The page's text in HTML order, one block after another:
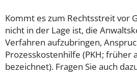
Kommt es zum Rechtsstreit vor
nicht in der Lage ist, die
Verfahren aufzubringen,
Prozesskostenhilfe (PKH; früher
bezeichnet). Fragen Sie auch